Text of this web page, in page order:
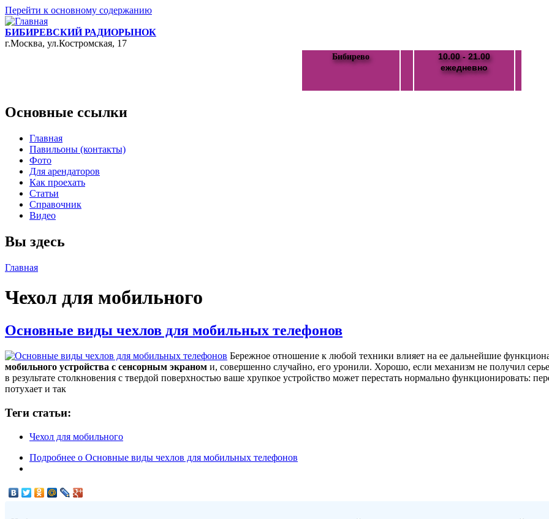
Перейти к основному содержанию
БИБИРЕВСКИЙ РАДИОРЫНОК
г.Москва, ул.Костромская, 17
Бибирево
10.00 - 21.00
ежедневно
Основные ссылки
Главная
Павильоны (контакты)
Фото
Для арендаторов
Как проехать
Статьи
Справочник
Видео
Вы здесь
Главная
Чехол для мобильного
Основные виды чехлов для мобильных телефонов
Бережное отношение к любой техники влияет на ее дальнейшие
мобильного устройства с сенсорным экраном и, совершенно случайно, его уронили. Хорошо, если механизм не получил
в результате столкновения с твердой поверхностью ваше хрупкое устройство может перестать нормально функционировать:
потухает и так
Теги статьи:
Чехол для мобильного
Подробнее о Основные виды чехлов для мобильных телефонов